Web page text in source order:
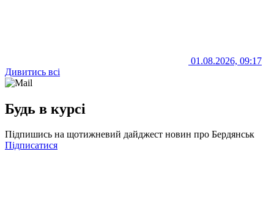
01.08.2026, 09:17
Дивитись всі
Будь в курсі
Підпишись на щотижневий дайджест новин про Бердянськ
Підписатися